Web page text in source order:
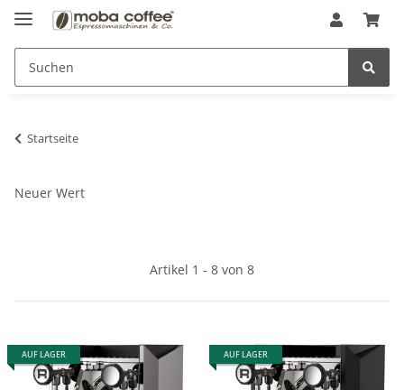
Startseite
Neuer Wert
Artikel 1 - 8 von 8
AUF LAGER AUF LAGER